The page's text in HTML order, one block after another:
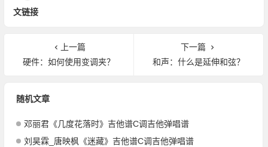
文链接
上一篇
硬件：如何使用变调夹？
下一篇
和声：什么是延伸和弦？
随机文章
邓丽君《几度花落时》吉他谱C调吉他弹唱谱
刘昊霖_唐映枫《迷藏》吉他谱C调吉他弹唱谱